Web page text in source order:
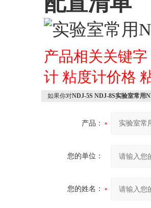
产品相关关键
计 粘度计价格
如果你对NDJ-5S NDJ-8S实验室常用
产品：
您的单位：
您的姓名：